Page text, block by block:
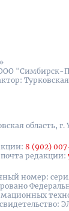
"Симбирск-
область,
8 (902)
редакции:
номер: